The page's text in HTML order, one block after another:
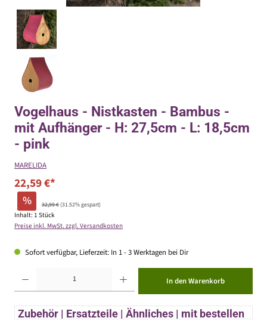
Vogelhaus - Nistkasten - Bambus -
mit Aufhänger - H: 27,5cm - L: 18,5cm
- pink
MARELIDA
22,59 €*
% 32,99 €(31.52% gespart)
Inhalt: 1 Stück
Preise inkl. MwSt. zzgl. Versandkosten
Sofort verfügbar, Lieferzeit: In 1 - 3 Werktagen bei Dir
In den Warenkorb
Zubehör | Ersatzteile | Ähnliches | mit bestellen